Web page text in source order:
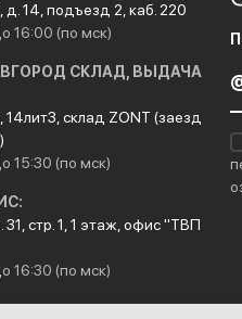
д. 14, подъезд 2, каб. 220
16:00 (по мск)
СКЛАД, ВЫДАЧА
14лит3, склад ZONT (заезд
15:30 (по мск)
стр. 1, 1 этаж, офис "ТВП
16:30 (по мск)